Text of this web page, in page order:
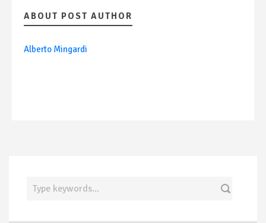
ABOUT POST AUTHOR
Alberto Mingardi